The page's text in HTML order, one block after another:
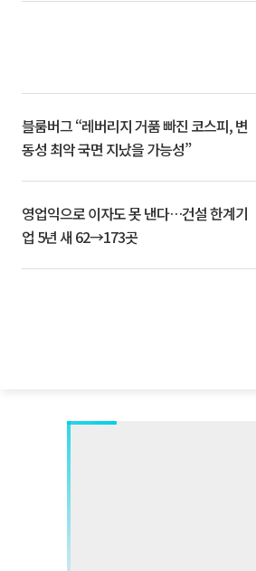
블룸버그 “레버리지 거품 빠진 코스피, 변
동성 최악 국면 지났을 가능성”
영업익으로 이자도 못 낸다…건설 한계기
업 5년 새 62→173곳